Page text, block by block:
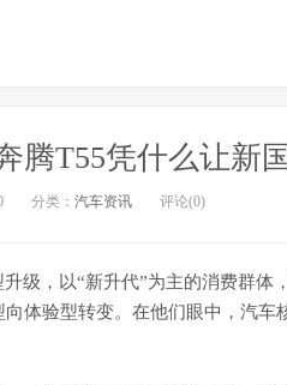
腾T55凭什么让新
分类： 汽车资讯 评论(0)
级，以“新升代”为主的消费群体
体验型转变。在他们眼中，汽车